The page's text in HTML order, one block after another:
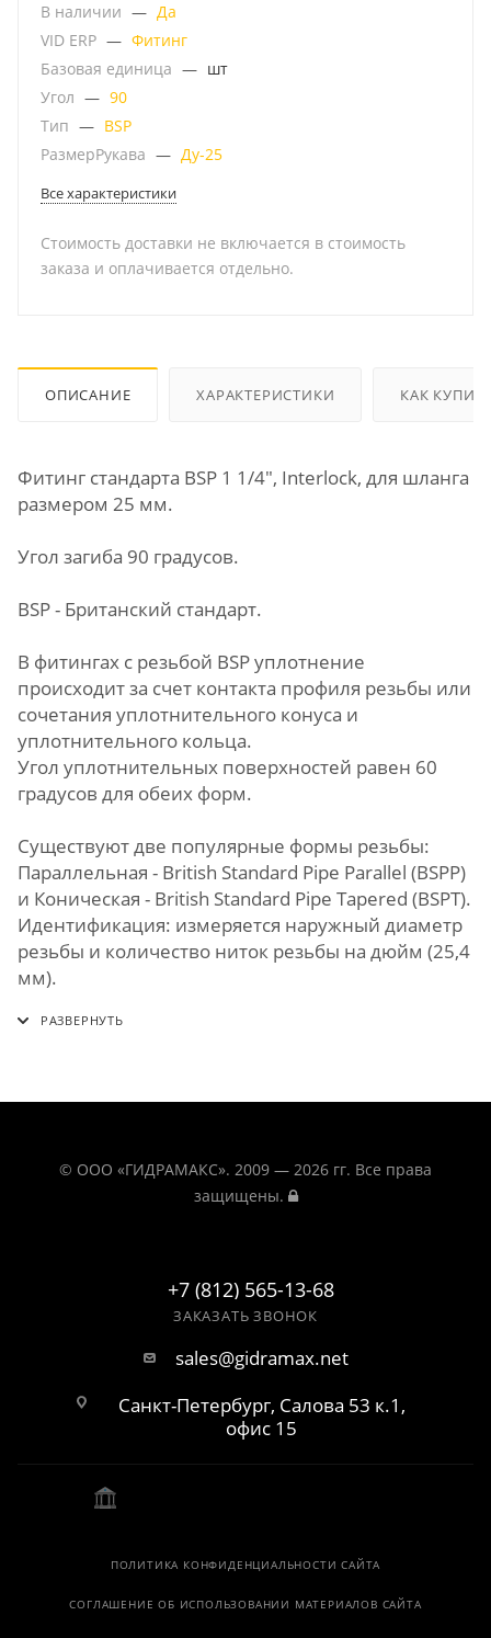
В наличии — Да
VID ERP — Фитинг
Базовая единица — шт
Угол — 90
Тип — BSP
РазмерРукава — Ду-25
Все характеристики
Стоимость доставки не включается в стоимость
заказа и оплачивается отдельно.
ОПИСАНИЕ ХАРАКТЕРИСТИКИ КАК
Фитинг стандарта BSP 1 1/4", Interlock, для шланга
размером 25 мм.
Угол загиба 90 градусов.
BSP - Британский стандарт.
В фитингах с резьбой BSP уплотнение
происходит за счет контакта профиля резьбы или
сочетания уплотнительного конуса и
уплотнительного кольца.
Угол уплотнительных поверхностей равен 60
градусов для обеих форм.
Существуют две популярные формы резьбы:
Параллельная - British Standard Pipe Parallel (BSPP)
и Коническая - British Standard Pipe Tapered (BSPT).
Идентификация: измеряется наружный диаметр
резьбы и количество ниток резьбы на дюйм (25,4
мм).
© ООО «ГИДРАМАКС». 2009 — 2026 гг. Все права
защищены.
+7 (812) 565-13-68
ЗАКАЗАТЬ ЗВОНОК
sales@gidramax.net
Санкт-Петербург, Салова 53 к.1,
офис 15
ПОЛИТИКА КОНФИДЕНЦИАЛЬНОСТИ САЙТА
СОГЛАШЕНИЕ ОБ ИСПОЛЬЗОВАНИИ МАТЕРИАЛОВ САЙТА